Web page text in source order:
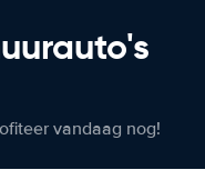
vandaag nog!